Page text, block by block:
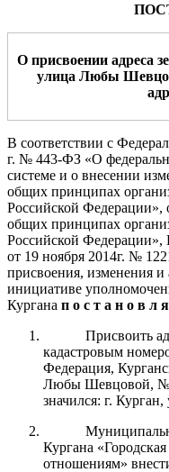
О присвоенииадреса
улица Любы
В соответствии с
г. № 443-ФЗ «О
системе и о внесении
общих принципах
Российской Федерации»,
общих принципах
Российской Федерации»,
от 19 ноября 2014г. №
присвоения, изменения и
инициативе
Кургана п о с т а н о в л
Присвоить
кадастровым
Федерация,
Любы Шевцовой, №
значился: г.
Кургана
отношениям»